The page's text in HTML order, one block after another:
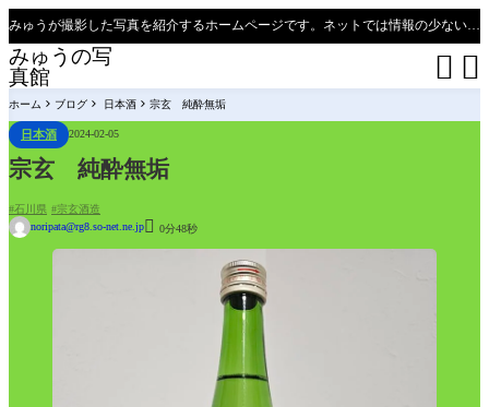
みゅうが撮影した写真を紹介するホームページです。ネットでは情報の少ない、新潟県、魚沼只見線の撮影ポイントの紹介があります（必見）。
みゅうの写
真館
 
ホーム ブログ 日本酒 宗玄 純酔無垢
日本酒 2024-02-05
宗玄 純酔無垢
石川県
宗玄酒造
noripata@rg8.so-net.ne.jp 0分48秒